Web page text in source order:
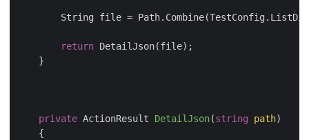
String file =
return DetailJson(file);
    }
private ActionResult DetailJson(string path)
    {